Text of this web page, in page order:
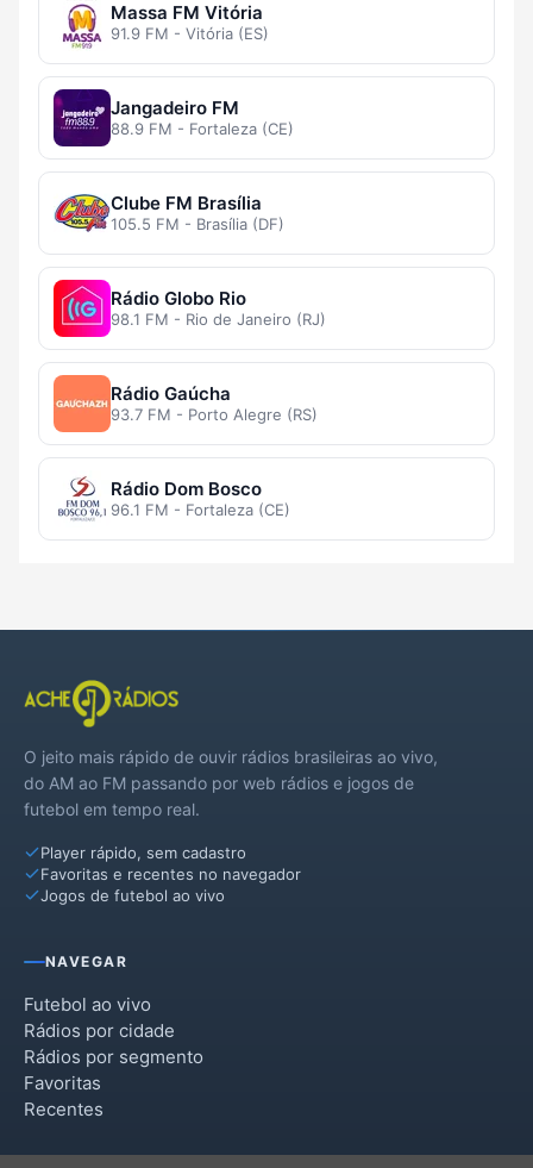
Massa FM Vitória
91.9 FM - Vitória (ES)
Jangadeiro FM
88.9 FM - Fortaleza (CE)
Clube FM Brasília
105.5 FM - Brasília (DF)
Rádio Globo Rio
98.1 FM - Rio de Janeiro (RJ)
Rádio Gaúcha
93.7 FM - Porto Alegre (RS)
Rádio Dom Bosco
96.1 FM - Fortaleza (CE)
O jeito mais rápido de ouvir rádios brasileiras ao vivo,
do AM ao FM passando por web rádios e jogos de
futebol em tempo real.
Player rápido, sem cadastro
Favoritas e recentes no navegador
Jogos de futebol ao vivo
NAVEGAR
Futebol ao vivo
Rádios por cidade
Rádios por segmento
Favoritas
Recentes